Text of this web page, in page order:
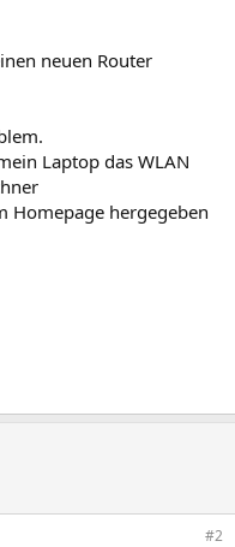
neuen Router
Laptop das WLAN
Homepage hergegeben
#2